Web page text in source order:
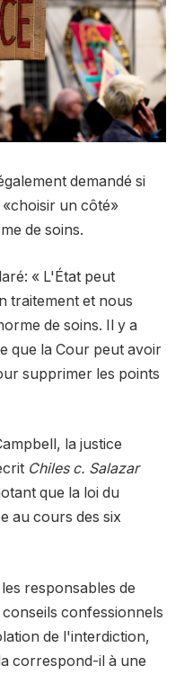
demandé si
«choisir un côté»
de soins.
« L'État peut
traitement et nous
de soins. Il y a
que la Cour peut avoir
supprimer les points
la justice
Chiles c. Salazar
que la loi du
au cours des six
responsables de
confessionnels
de l'interdiction,
correspond-il à une